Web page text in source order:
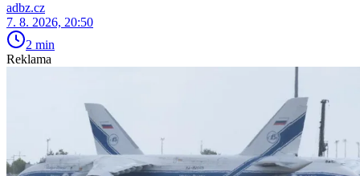
adbz.cz
7. 8. 2026, 20:50
2 min
Reklama